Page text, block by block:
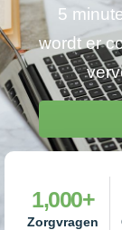
5
wordt er
Zorgvragen
1,000+